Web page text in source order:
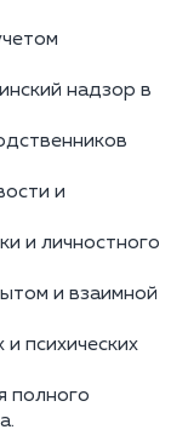
надзор в
и
и личностного
и взаимной
психических
полного